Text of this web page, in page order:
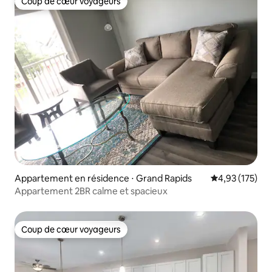
Coup de cœur voyageurs
Appartement en résidence ⋅ Grand Rapids Évaluation
4,93 (175)
Appartement 2BR calme et spacieux
Coup de cœur voyageurs
Coup de cœur voyageurs